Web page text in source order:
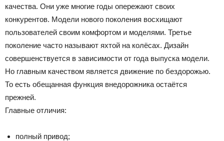
Лада
качества. Они уже многие годы опережают своих
конкурентов. Модели нового поколения восхищают
пользователей своим комфортом и моделями. Третье
поколение часто называют яхтой на колёсах. Дизайн
совершенствуется в зависимости от года выпуска модели.
Но главным качеством является движение по бездорожью.
То есть обещанная функция внедорожника остаётся
прежней.
Главные отличия:
полный привод;